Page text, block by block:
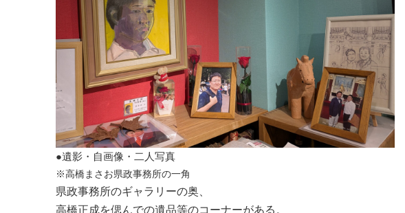
●遺影・自画像・二人写真
※高橋まさお県政事務所の一角
県政事務所のギャラリーの奥、
高橋正成を偲んでの遺品等のコーナーがある。